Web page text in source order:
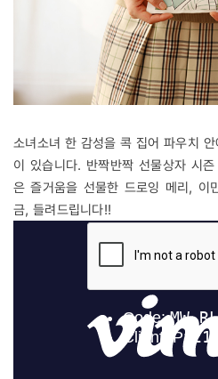
소녀소녀 한 감성을 콕 집어 파우치
이 있습니다. 반짝반짝 선물상자 시
은 즐거움을 선물한 드로잉 메리, 이
금, 들려드립니다!!